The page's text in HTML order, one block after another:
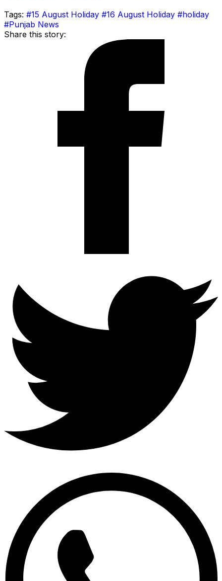
Tags: #15 August Holiday #16 August Holiday #holiday
#Punjab News
Share this story: